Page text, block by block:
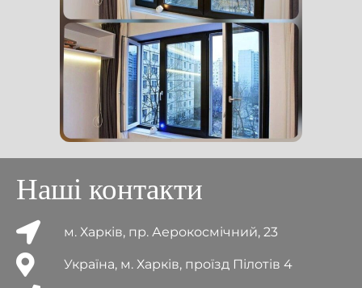
Наші контакти
м. Харків, пр. Аерокосмічний, 23
Україна, м. Харків, проїзд Пілотів 4